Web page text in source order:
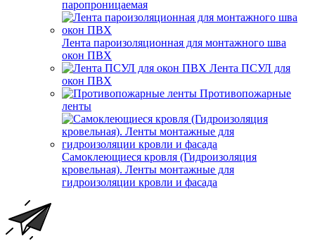
паропроницаемая
Лента пароизоляционная для монтажного шва
окон ПВХ
Лента ПСУЛ для
окон ПВХ
Противопожарные
ленты
Самоклеющиеся кровля (Гидроизоляция
кровельная). Ленты монтажные для
гидроизоляции кровли и фасада